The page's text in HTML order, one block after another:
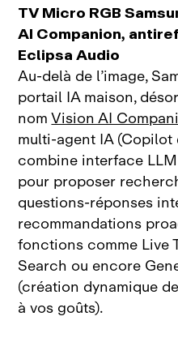
TV Micro RGB
AI Companion,
Eclipsa Audio
Au‑delà de l’image,
portail IA maison,
nomVision AI
multi‑agent IA
combine interface
pour proposer
questions‑réponses
recommandations
fonctions comme Live
Search ou encore
(création dynamique
à vos goûts).